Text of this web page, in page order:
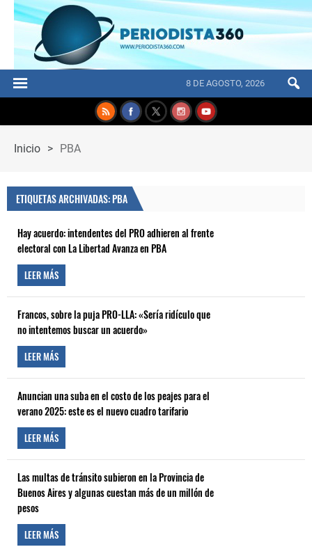
8 DE AGOSTO, 2026
Inicio > PBA
ETIQUETAS ARCHIVADAS: PBA
Hay acuerdo: intendentes del PRO adhieren al frente
electoral con La Libertad Avanza en PBA
LEER MÁS
Francos, sobre la puja PRO-LLA: «Sería ridículo que
no intentemos buscar un acuerdo»
LEER MÁS
Anuncian una suba en el costo de los peajes para el
verano 2025: este es el nuevo cuadro tarifario
LEER MÁS
Las multas de tránsito subieron en la Provincia de
Buenos Aires y algunas cuestan más de un millón de
pesos
LEER MÁS